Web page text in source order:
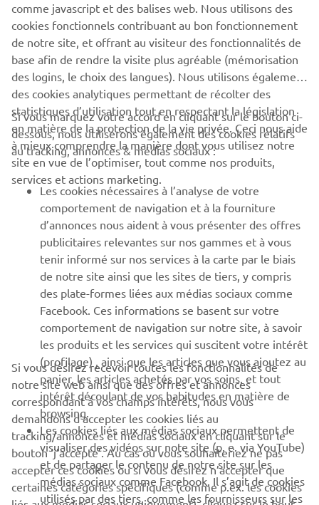
PLUS D'INFORMATIONS
CORPORATE
BUSINESS
PLUS YAMAHA
SUPPORT
NEWSLETTER
Découvrez en exclusivité les dernières offres, les événements
spéciaux, les nouveautés et bien plus encore
S'ABONNER
Lisez notre politique de confidentialité pour savoir comment
nous traitons vos données personnelles :Politique de
Confidentialité
comme javascript et des balises web. Nous utilisons des
cookies fonctionnels contribuant au bon fonctionnement
de notre site, et offrant au visiteur des fonctionnalités de
base afin de rendre la visite plus agréable (mémorisation
des logins, le choix des langues). Nous utilisons également
des cookies analytiques permettant de récolter des
statistiques d’utilisation tout en respectant la législation
en matière de la protection de la vie privée. Ceci nous aide
à mieux comprendre la manière dont vous utilisez notre
site en vue de l’optimiser, tout comme nos produits,
services et actions marketing.
Si vous marquez votre accord en cliquant sur le bouton ci-
dessous, nous utiliserons également des cookies relatifs
au tracking, annonces & médias sociaux :
Les cookies nécessaires à l’analyse de votre
comportement de navigation et à la fourniture
d’annonces nous aident à vous présenter des offres
publicitaires relevantes sur nos gammes et à vous
tenir informé sur nos services à la carte par le biais
de notre site ainsi que les sites de tiers, y compris
des plate-formes liées aux médias sociaux comme
Facebook. Ces informations se basent sur votre
comportement de navigation sur notre site, à savoir
les produits et les services qui suscitent votre intérêt
(profilage) , ainsi que les articles que vous ajoutez au
panier, les articles achetés par vos soins, et tout
intérêt découlant de vos habitudes en matière de
browsing.
Les cookies liés aux médias sociaux permettent de
visualiser des vidéos sur note site (p. e. via YouTube)
et de partager le contenu de notre site sur les
médias sociaux comme Facebook. Il s’agit de cookies
utilisés par des tiers, comme les fournisseurs sur les
Si vous désirez recevoir toutes les fonctionnalités de
notre site web ainsi que des offres et annonces
correspondant à vos champs intérêts, nous vous
demandons d’accepter les cookies liés au
tracking/annonces et médias sociaux en cliquant sur le
bouton ‘j’accepte’. Au cas où vous souhaiteriez ne pas
accepter ces cookies ou si vous désirez n’accepter que
certaines catégories spécifiques (comme p.ex. les cookies